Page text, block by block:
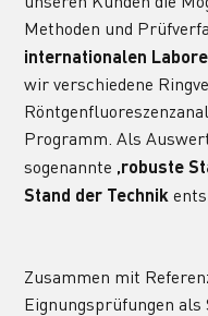
internationalen
wir verschiedene
Programm. Als
sogenannte ‚robuste
Stand der Technik
Zusammen mit
Eignungsprüfungen